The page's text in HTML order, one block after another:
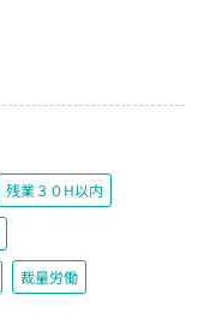
残業３０H以内
裁量労働